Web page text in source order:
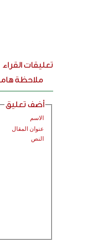
تعليقات القراء
ملاحظة
أضف تعليق
الاسم
عنوان المقال
النص